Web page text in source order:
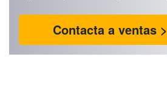
Contacta a ventas >